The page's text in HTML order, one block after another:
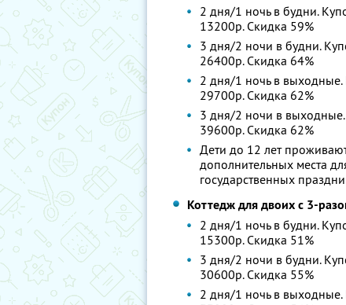
2 дня/1 ночь в будни.
13200р. Скидка 59%
3 дня/2 ночи в будни.
26400р. Скидка 64%
2 дня/1 ночь в выходные.
29700р. Скидка 62%
3 дня/2 ночи в выходные.
39600р. Скидка 62%
Дети до 12 лет
дополнительных места
государственных
Коттедж для двоих с 3-
2 дня/1 ночь в будни.
15300р. Скидка 51%
3 дня/2 ночи в будни.
30600р. Скидка 55%
2 дня/1 ночь в выходные.